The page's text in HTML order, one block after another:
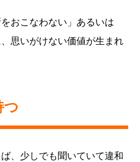
おこなわない」あるいは
思いがけない価値が生まれ
つ
、少しでも聞いていて違和